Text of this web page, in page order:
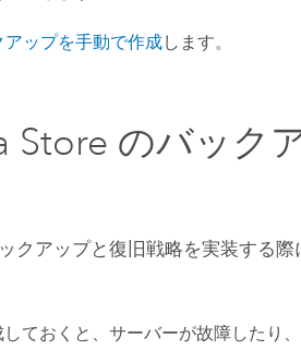
アップを手動で作成します。
Store のバック
クアップと復旧戦略を実装する
ておくと、サーバーが故障したり